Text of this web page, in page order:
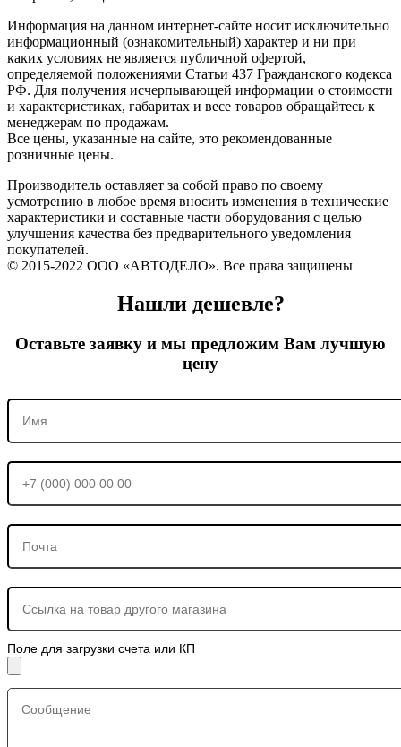
Информация на данном интернет-сайте носит исключительно
информационный (ознакомительный) характер и ни при
каких условиях не является публичной офертой,
определяемой положениями Статьи 437 Гражданского кодекса
РФ. Для получения исчерпывающей информации о стоимости
и характеристиках, габаритах и весе товаров обращайтесь к
менеджерам по продажам.
Все цены, указанные на сайте, это рекомендованные
розничные цены.
Производитель оставляет за собой право по своему
усмотрению в любое время вносить изменения в технические
характеристики и составные части оборудования с целью
улучшения качества без предварительного уведомления
покупателей.
© 2015-2022 ООО «АВТОДЕЛО». Все права защищены
Нашли дешевле?
Оставьте заявку и мы предложим Вам лучшую
цену
Поле для загрузки счета или КП